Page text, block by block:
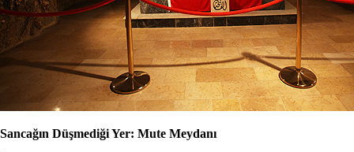
Sancağın Düşmediği Yer: Mute Meydanı